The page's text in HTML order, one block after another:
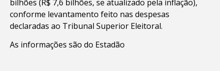
bilhões (R$ 7,6 bilhões, se atualizado pela inflação),
conforme levantamento feito nas despesas
declaradas ao Tribunal Superior Eleitoral.
As informações são do Estadão